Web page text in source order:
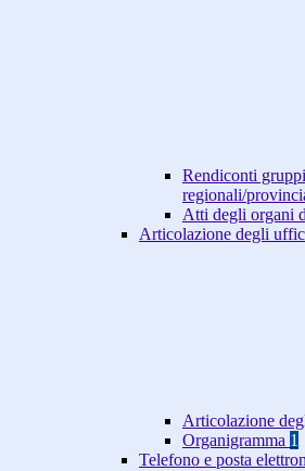
Rendiconti
regionali/
Atti degli organi
Articolazione degli
Articolazione
Organigramma 1
Telefono e posta